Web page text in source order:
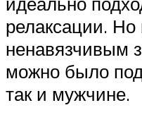
релаксации.
ненавязчивым
можно было
так и мужчине.